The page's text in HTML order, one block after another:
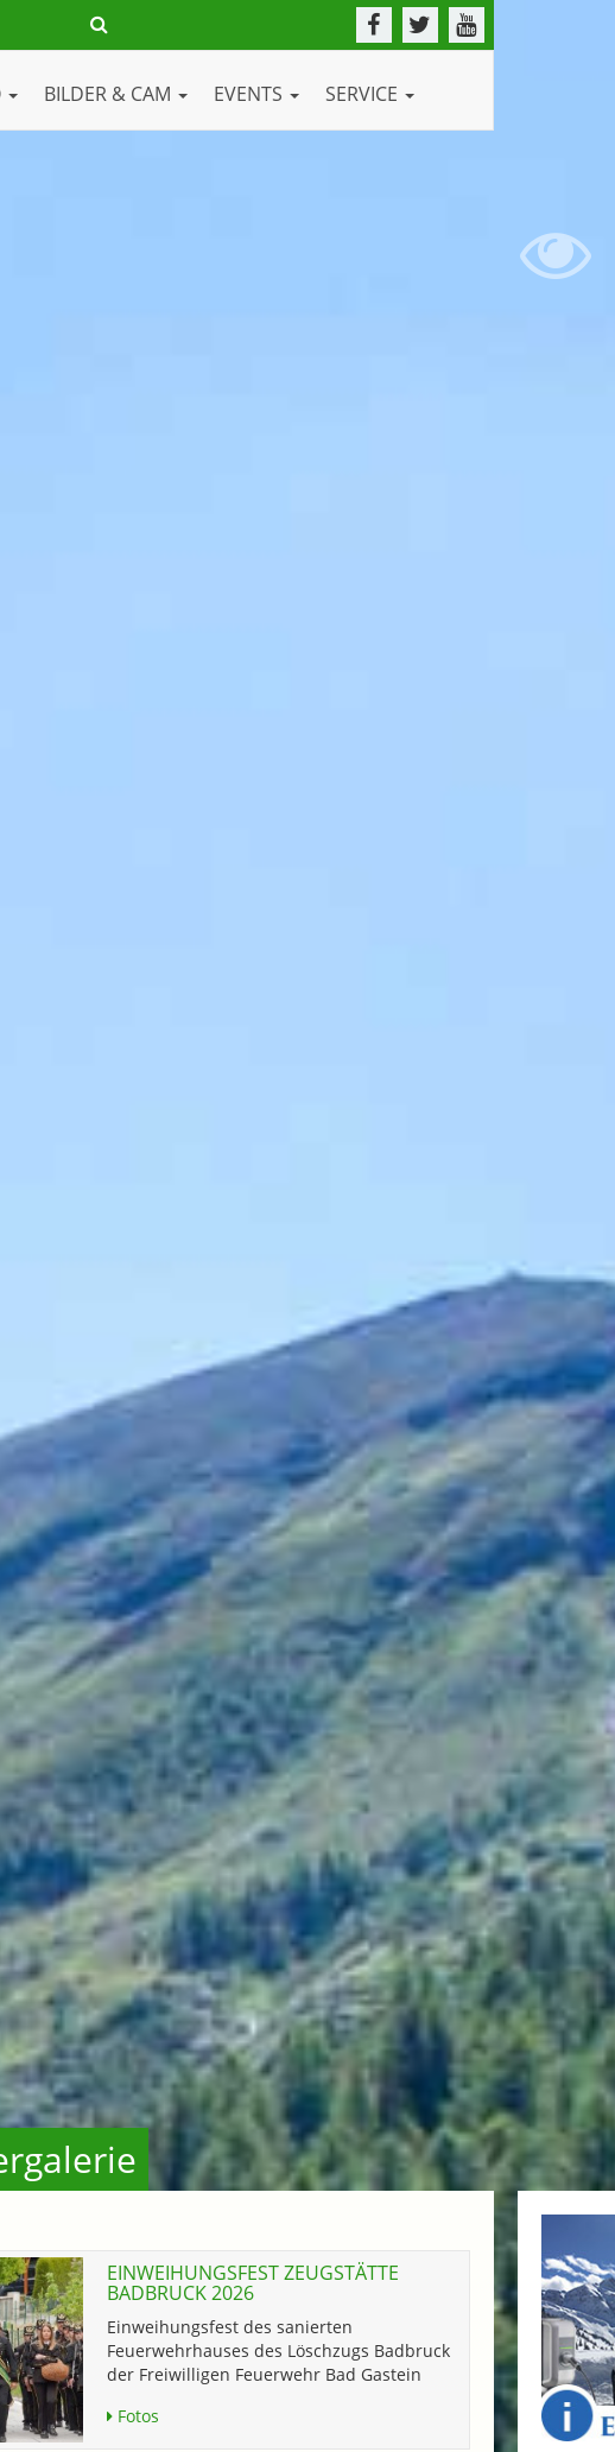
BILDER & CAM EVENTS SERVICE
EINWEIHUNGSFEST ZEUGSTÄTTE
BADBRUCK 2026
Einweihungsfest des sanierten
Feuerwehrhauses des Löschzugs Badbruck
der Freiwilligen Feuerwehr Bad Gastein
Fotos